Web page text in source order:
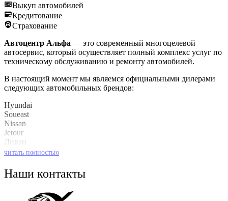
Выкуп автомобилей
Кредитование
Страхование
Автоцентр Альфа — это современный многоцелевой
автосервис, который осуществляет полный комплекс услуг по
техническому обслуживанию и ремонту автомобилей.
В настоящий момент мы являемся официальными дилерами
следующих автомобильных брендов:
Hyundai
Soueast
Nissan
Jetour
Ливэн
Kaiyi
Также мы имеем огромный опыт по обслуживанию
читать полностью
»
Наши контакты